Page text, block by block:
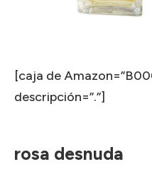
[caja de
descripción=”.”]
rosa desnuda